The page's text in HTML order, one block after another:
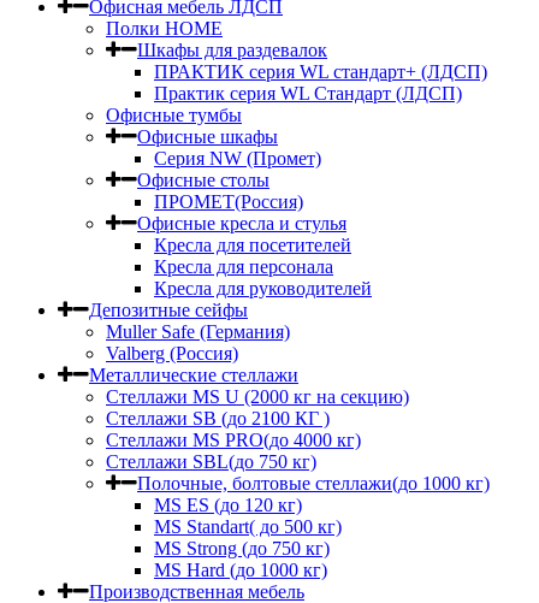
Офисная мебель ЛДСП
Полки HOME
Шкафы для раздевалок
ПРАКТИК серия WL стандарт+ (ЛДСП)
Практик серия WL Стандарт (ЛДСП)
Офисные тумбы
Офисные шкафы
Серия NW (Промет)
Офисные столы
ПРОМЕТ(Россия)
Офисные кресла и стулья
Кресла для посетителей
Кресла для персонала
Кресла для руководителей
Депозитные сейфы
Muller Safe (Германия)
Valberg (Россия)
Металлические стеллажи
Стеллажи MS U (2000 кг на секцию)
Стеллажи SB (до 2100 КГ )
Стеллажи MS PRO(до 4000 кг)
Стеллажи SBL(до 750 кг)
Полочные, болтовые стеллажи(до 1000 кг)
MS ES (до 120 кг)
MS Standart( до 500 кг)
MS Strong (до 750 кг)
MS Hard (до 1000 кг)
Производственная мебель